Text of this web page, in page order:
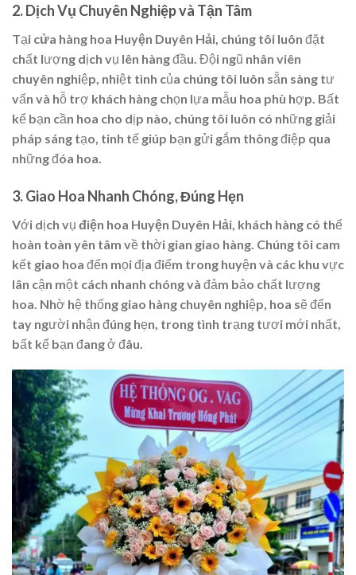
2.Dịch Vụ Chuyên Nghiệp và Tận Tâm
Tại cửa hàng hoa Huyện Duyên Hải , chúng tôi luôn đặt
chất lượng dịch vụ lên hàng đầu. Đội ngũ nhân viên
chuyên nghiệp, nhiệt tình của chúng tôi luôn sẵn sàng tư
vấn và hỗ trợ khách hàng chọn lựa mẫu hoa phù hợp. Bất
kể bạn cần hoa cho dịp nào, chúng tôi luôn có những giải
pháp sáng tạo, tinh tế giúp bạn gửi gắm thông điệp qua
những đóa hoa.
3.Giao Hoa Nhanh Chóng, Đúng Hẹn
Với dịch vụ điện hoa Huyện Duyên Hải , khách hàng có thể
hoàn toàn yên tâm về thời gian giao hàng. Chúng tôi cam
kết giao hoa đến mọi địa điểm trong huyện và các khu vực
lân cận một cách nhanh chóng và đảm bảo chất lượng
hoa. Nhờ hệ thống giao hàng chuyên nghiệp, hoa sẽ đến
tay người nhận đúng hẹn, trong tình trạng tươi mới nhất,
bất kể bạn đang ở đâu.